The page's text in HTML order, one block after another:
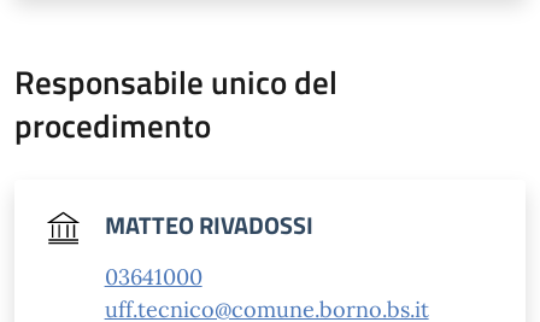
Responsabile unico del
procedimento
MATTEO RIVADOSSI
03641000
uff.tecnico@comune.borno.bs.it